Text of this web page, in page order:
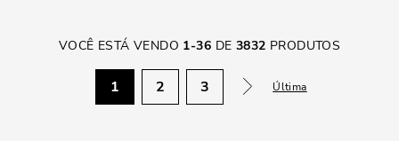
VOCÊ ESTÁ VENDO 1-36 DE 3832 PRODUTOS
1 2 3 Última